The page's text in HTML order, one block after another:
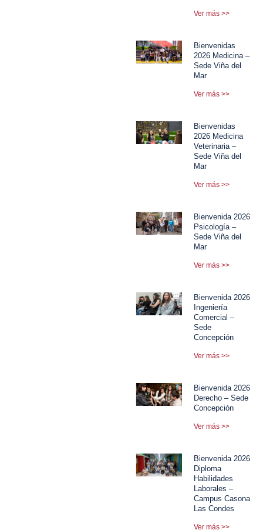
Ver más >>
Bienvenidas
2026 Medicina –
Sede Viña del
Mar
Ver más >>
Bienvenidas
2026 Medicina
Veterinaria –
Sede Viña del
Mar
Ver más >>
Bienvenida 2026
Psicología –
Sede Viña del
Mar
Ver más >>
Bienvenida 2026
Ingeniería
Comercial –
Sede
Concepción
Ver más >>
Bienvenida 2026
Derecho – Sede
Concepción
Ver más >>
Bienvenida 2026
Diploma
Habilidades
Laborales –
Campus Casona
Las Condes
Ver más >>